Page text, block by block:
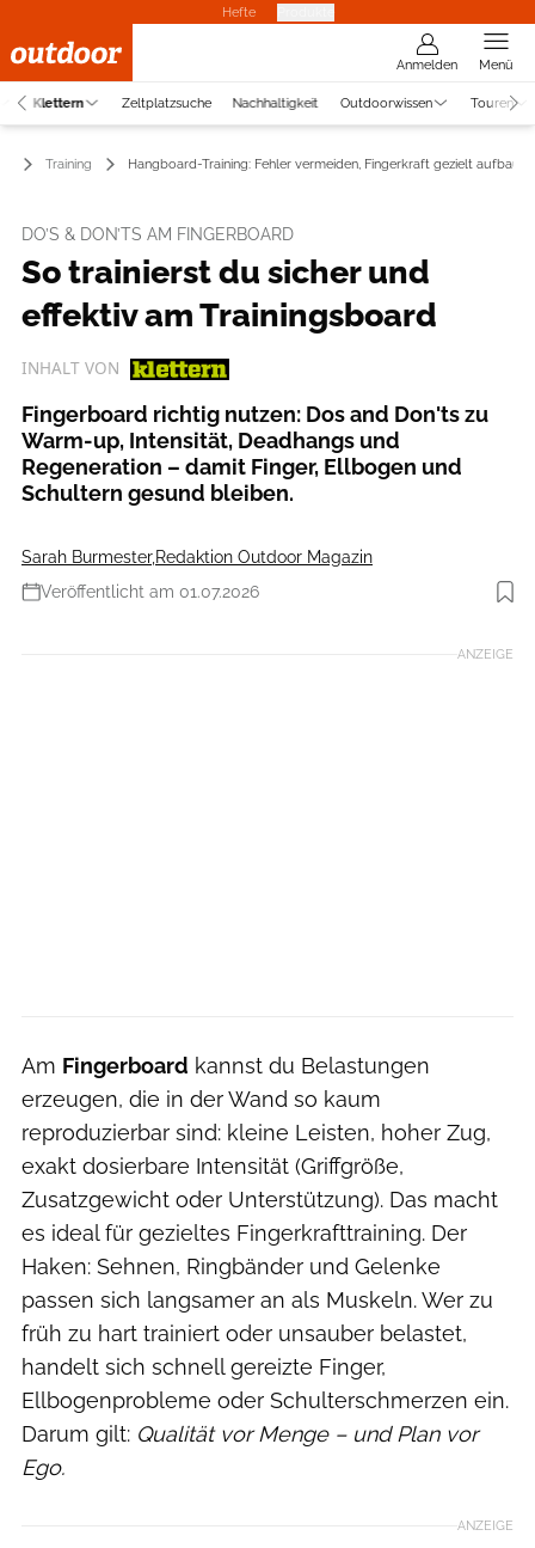
Hefte
Anmelden Menü
Klettern Zeltplatzsuche Nachhaltigkeit Outdoorwissen Touren
Training Hangboard-Training: Fehler vermeiden, Fingerkraft gezielt aufbauen
DO’S & DON’TS AM FINGERBOARD
So trainierst du sicher und
effektiv am Trainingsboard
INHALT VON
Fingerboard richtig nutzen: Dos and Don'ts zu
Warm-up, Intensität, Deadhangs und
Regeneration – damit Finger, Ellbogen und
Schultern gesund bleiben.
Sarah Burmester,Redaktion Outdoor Magazin
Veröffentlicht am 01.07.2026
Foto: Ralph Stöhr
ANZEIGE
Am Fingerboard kannst du Belastungen
erzeugen, die in der Wand so kaum
reproduzierbar sind: kleine Leisten, hoher Zug,
exakt dosierbare Intensität (Griffgröße,
Zusatzgewicht oder Unterstützung). Das macht
es ideal für gezieltes Fingerkrafttraining. Der
Haken: Sehnen, Ringbänder und Gelenke
passen sich langsamer an als Muskeln. Wer zu
früh zu hart trainiert oder unsauber belastet,
handelt sich schnell gereizte Finger,
Ellbogenprobleme oder Schulterschmerzen ein.
Darum gilt: Qualität vor Menge – und Plan vor
Ego.
ANZEIGE